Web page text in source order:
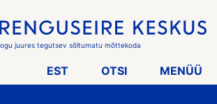
juures tegutsev sõltumatu mõttekoda
EST OTSI MENÜÜ